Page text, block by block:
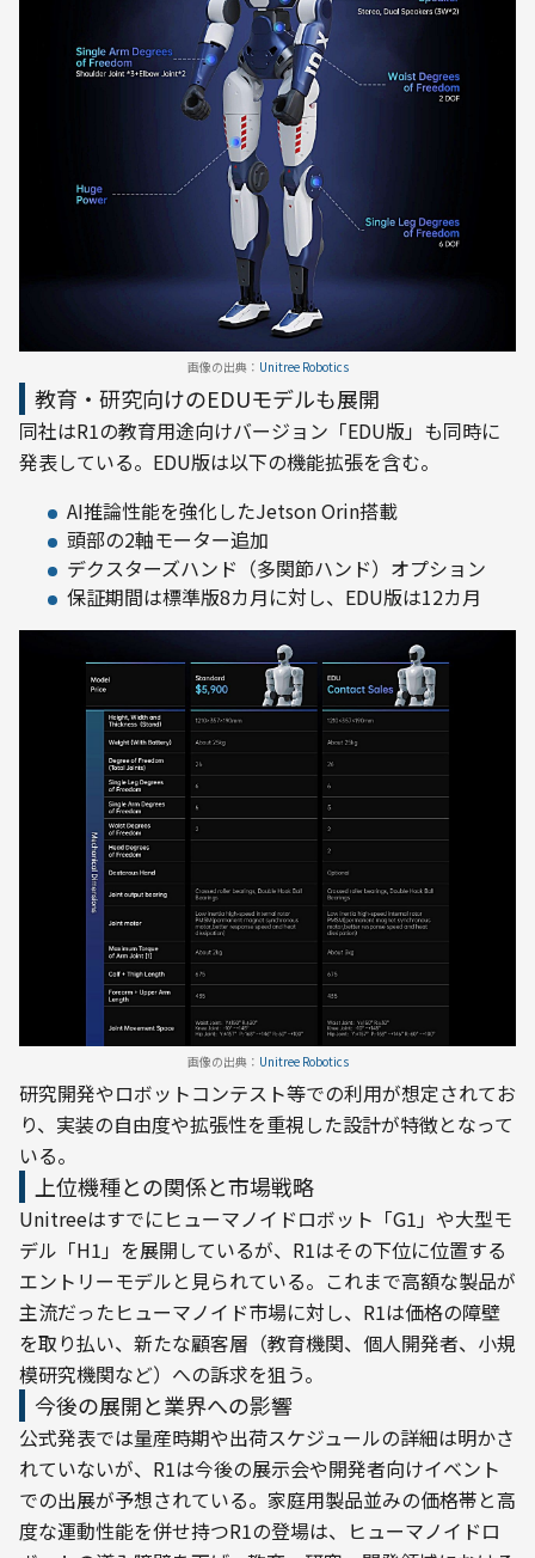
画像の出典： Unitree Robotics
教育・研究向けのEDUモデルも展開
同社はR1の教育用途向けバージョン「EDU版」も同時に
発表している。EDU版は以下の機能拡張を含む。
AI推論性能を強化したJetson Orin搭載
頭部の2軸モーター追加
デクスターズハンド（多関節ハンド）オプション
保証期間は標準版8カ月に対し、EDU版は12カ月
画像の出典： Unitree Robotics
研究開発やロボットコンテスト等での利用が想定されてお
り、実装の自由度や拡張性を重視した設計が特徴となって
いる。
上位機種との関係と市場戦略
Unitreeはすでにヒューマノイドロボット「G1」や大型モ
デル「H1」を展開しているが、R1はその下位に位置する
エントリーモデルと見られている。これまで高額な製品が
主流だったヒューマノイド市場に対し、R1は価格の障壁
を取り払い、新たな顧客層（教育機関、個人開発者、小規
模研究機関など）への訴求を狙う。
今後の展開と業界への影響
公式発表では量産時期や出荷スケジュールの詳細は明かさ
れていないが、R1は今後の展示会や開発者向けイベント
での出展が予想されている。家庭用製品並みの価格帯と高
度な運動性能を併せ持つR1の登場は、ヒューマノイドロ